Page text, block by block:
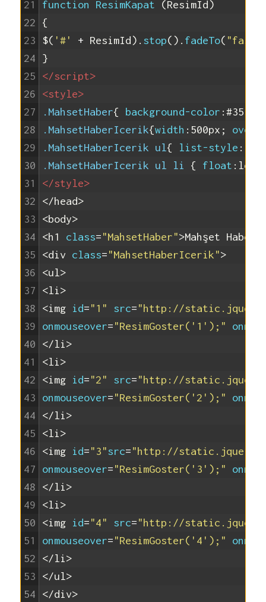
21
22
23
24
25
26
27
28
29
30
31
32
33
34
35
36
37
38
39
40
41
42
43
44
45
46
47
48
49
50
51
52
53
54
function
ResimKapat (ResimId)
{
$( '#' + ResimId) . stop() . fadeTo( "fast"
}
</script>
<style>
.MahsetHaber{ background-color :
.MahsetHaberIcerik{width : 500px ;
.MahsetHaberIcerik ul{ list-style :
.MahsetHaberIcerik ul li { float : left
</style>
</head>
<body>
<h1 class="MahsetHaber">Mahşet
<div class="MahsetHaberIcerik">
<ul>
<li>
<img id="1" src="http://
onmouseover="ResimGoster('1');"
</li>
<li>
<img id="2" src="http://
onmouseover="ResimGoster('2');"
</li>
<li>
<img id="3"src="http://
onmouseover="ResimGoster('3');"
</li>
<li>
<img id="4" src="http://
onmouseover="ResimGoster('4');"
</li>
</ul>
</div>